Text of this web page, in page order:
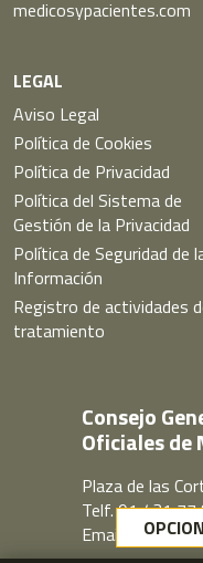
medicosypacientes.com
LEGAL
Aviso Legal
Política de Cookies
Política de Privacidad
Política del Sistema de
Gestión de la Privacidad
Política de Seguridad de
Información
Registro de actividades
tratamiento
Consejo
Oficiales de
Plaza de las
Telf. 91 431 77
Email: